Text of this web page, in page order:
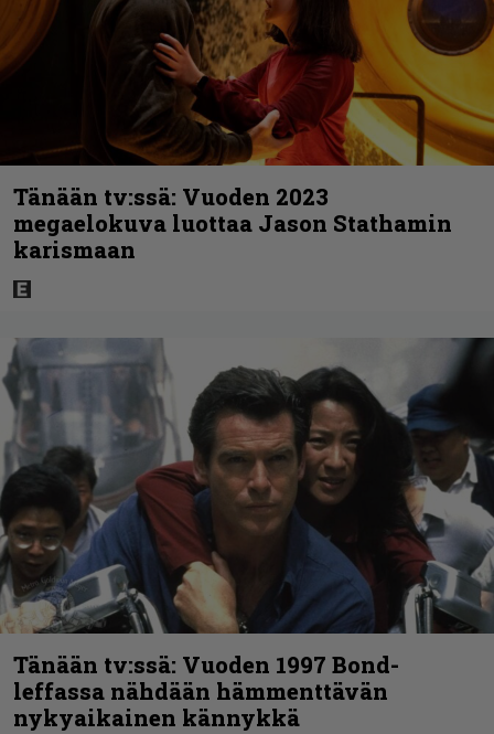
Tänään tv:ssä: Vuoden 2023
megaelokuva luottaa Jason Stathamin
karismaan
Tänään tv:ssä: Vuoden 1997 Bond-
leffassa nähdään hämmenttävän
nykyaikainen kännykkä